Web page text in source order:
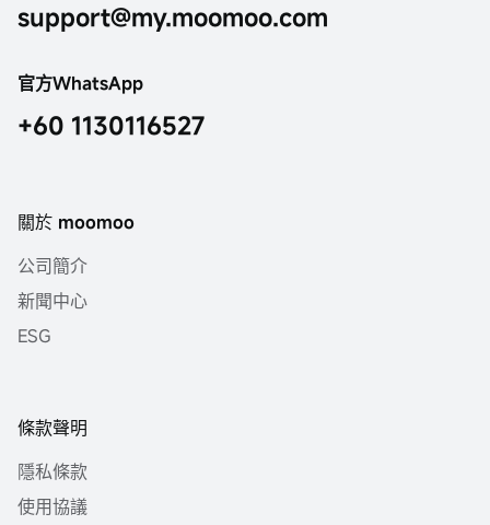
support@my.moomoo.com
官方WhatsApp
+60 1130116527
關於 moomoo
公司簡介
新聞中心
ESG
條款聲明
隱私條款
使用協議